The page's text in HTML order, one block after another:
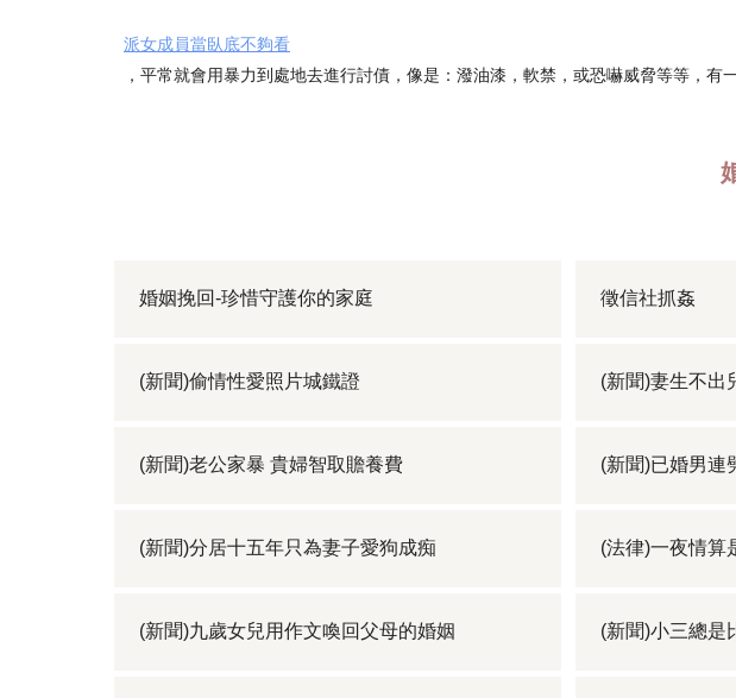
派女成員當臥底不夠看
，平常就會用暴力到處地去進行討債，像是：潑油漆，軟禁，或恐嚇威脅等等，
婚姻挽回-珍惜守護你的家庭 徵信社抓姦
(新聞)偷情性愛照片城鐵證 (新聞)妻生不出
(新聞)老公家暴 貴婦智取贍養費 (新聞)已婚男連
(新聞)分居十五年只為妻子愛狗成痴 (法律)一夜情算
(新聞)九歲女兒用作文喚回父母的婚姻 (新聞)小三總是